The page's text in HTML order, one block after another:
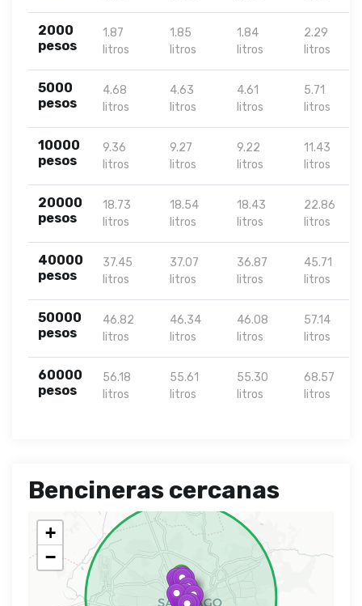
2000
pesos
1.87
litros
1.85
litros
1.84
litros
2.29
litros
5000
pesos
4.68
litros
4.63
litros
4.61
litros
5.71
litros
10000
pesos
9.36
litros
9.27
litros
9.22
litros
11.43
litros
20000
pesos
18.73
litros
18.54
litros
18.43
litros
22.86
litros
40000
pesos
37.45
litros
37.07
litros
36.87
litros
45.71
litros
50000
pesos
46.82
litros
46.34
litros
46.08
litros
57.14
litros
60000
pesos
56.18
litros
55.61
litros
55.30
litros
68.57
litros
Bencineras cercanas
+
−